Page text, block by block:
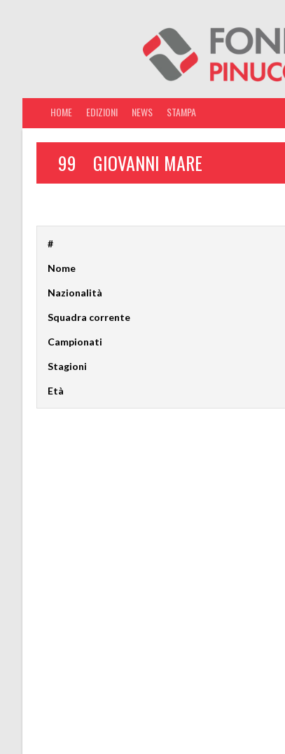
HOME EDIZIONI NEWS STAMPA
99 GIOVANNI MARE
#
Nome
Nazionalità
Squadra corrente
Campionati
Stagioni
Età